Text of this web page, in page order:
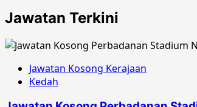
Jawatan Terkini
Jawatan Kosong Kerajaan
Kedah